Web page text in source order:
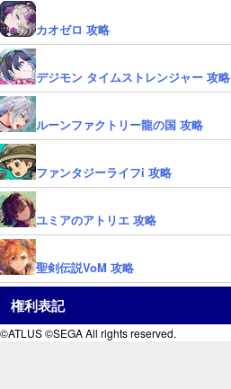
カオゼロ 攻略
デジモン タイムストレンジャー 攻略
ルーンファクトリー龍の国 攻略
ファンタジーライフi 攻略
ユミアのアトリエ 攻略
聖剣伝説VoM 攻略
権利表記
©ATLUS ©SEGA All rights reserved.